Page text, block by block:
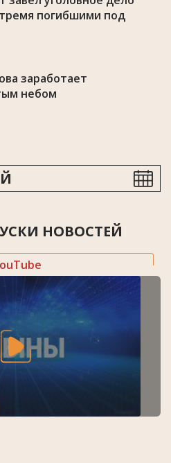
погибшими под
заработает
небом
НОВОСТЕЙ